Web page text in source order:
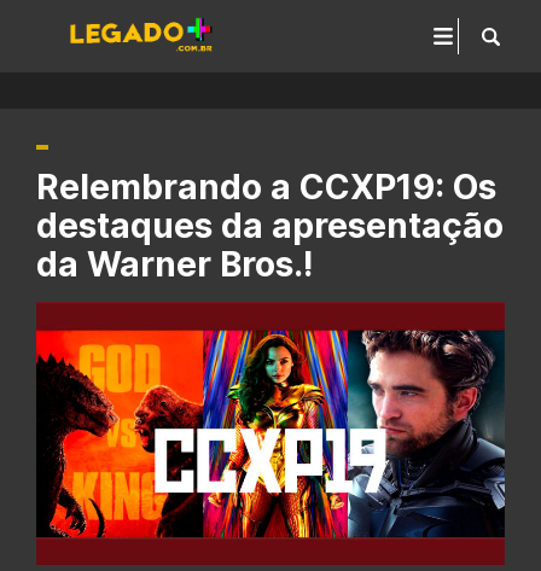
Relembrando a CCXP19: Os
destaques da apresentação
da Warner Bros.!